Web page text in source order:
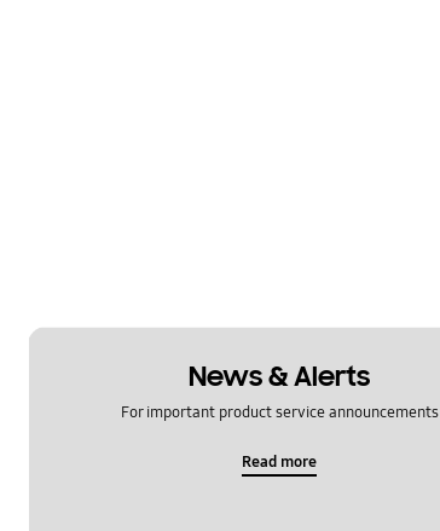
News & Alerts
For important product service announcements
Read more